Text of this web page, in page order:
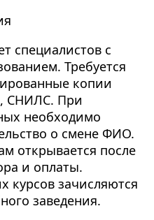
специалистов с
Требуется
копии
СНИЛС. При
необходимо
о смене ФИО.
открывается после
и оплаты.
курсов зачисляются
заведения.